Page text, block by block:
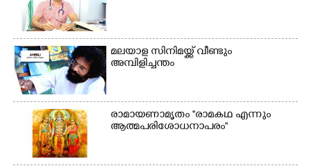
മലയാള സിനിമയ്ക്ക് വീണ്ടും
അമ്പിളിച്ചന്തം
രാമായണാമൃതം ''രാമകഥ എന്നും
ആത്മപരിശോധനാപരം''